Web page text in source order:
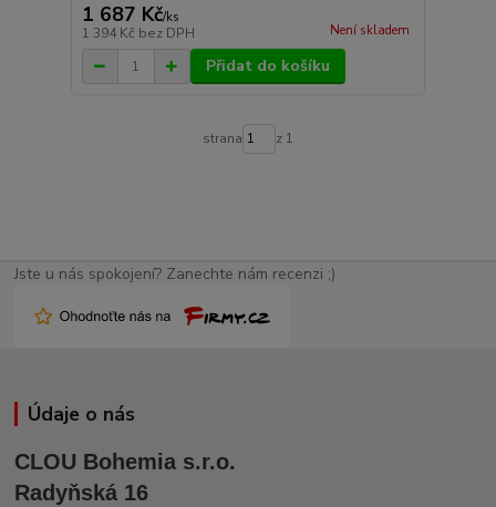
1 687 Kč/ks
1 394 Kč bez DPH Není skladem
Přidat do košíku
strana z 1
Jste u nás spokojení? Zanechte nám recenzi ;)
Údaje o nás
CLOU Bohemia s.r.o.
Radyňská 16